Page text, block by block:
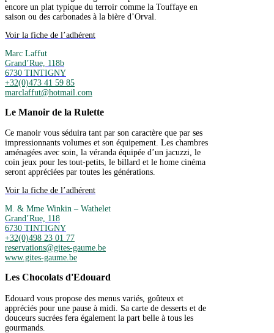
encore un plat typique du terroir comme la Touffaye en
saison ou des carbonades à la bière d’Orval.
Voir la fiche de l’adhérent
Marc Laffut
Grand’Rue, 118b
6730 TINTIGNY
+32(0)473 41 59 85
marclaffut@hotmail.com
Le Manoir de la Rulette
Ce manoir vous séduira tant par son caractère que par ses
impressionnants volumes et son équipement. Les chambres
aménagées avec soin, la véranda équipée d’un jacuzzi, le
coin jeux pour les tout-petits, le billard et le home cinéma
seront appréciées par toutes les générations.
Voir la fiche de l’adhérent
M. & Mme Winkin – Wathelet
Grand’Rue, 118
6730 TINTIGNY
+32(0)498 23 01 77
reservations@gites-gaume.be
www.gites-gaume.be
Les Chocolats d'Edouard
Edouard vous propose des menus variés, goûteux et
appréciés pour une pause à midi. Sa carte de desserts et de
douceurs sucrées fera également la part belle à tous les
gourmands.